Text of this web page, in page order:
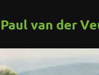
Paul van der